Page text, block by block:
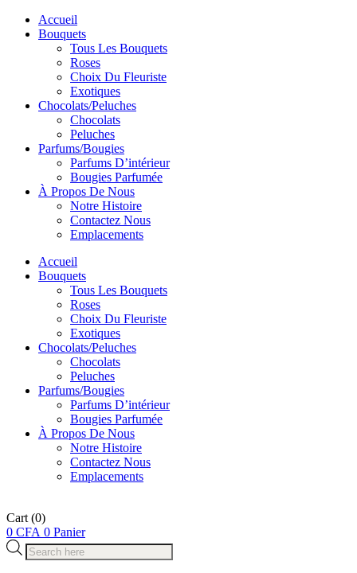
Accueil
Bouquets
Tous Les Bouquets
Roses
Choix Du Fleuriste
Exotiques
Chocolats/Peluches
Chocolats
Peluches
Parfums/Bougies
Parfums D’intérieur
Bougies Parfumée
À Propos De Nous
Notre Histoire
Contactez Nous
Emplacements
Accueil
Bouquets
Tous Les Bouquets
Roses
Choix Du Fleuriste
Exotiques
Chocolats/Peluches
Chocolats
Peluches
Parfums/Bougies
Parfums D’intérieur
Bougies Parfumée
À Propos De Nous
Notre Histoire
Contactez Nous
Emplacements
Cart (0)
0 CFA 0 Panier
Recherche
de